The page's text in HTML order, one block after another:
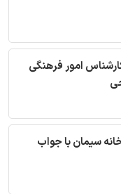
امور فرهنگی
سیمان با جواب